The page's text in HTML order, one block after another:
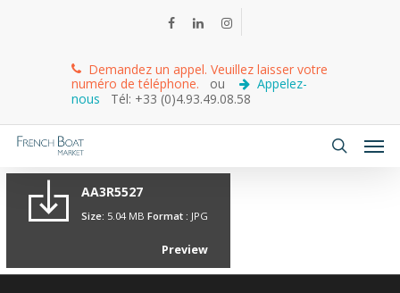
Demandez un appel. Veuillez laisser votre
numéro de téléphone. ou
Appelez-
nous
Tél: +33 (0)4.93.49.08.58
AA3R5527
Size: 5.04 MB Format : JPG
Preview